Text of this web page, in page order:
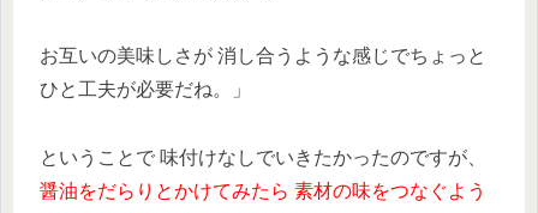
お互いの美味しさが 消し合うような感じでちょっと
ひと工夫が必要だね。」
ということで 味付けなしでいきたかったのですが、
醤油をだらりとかけてみたら 素材の味をつなぐよう